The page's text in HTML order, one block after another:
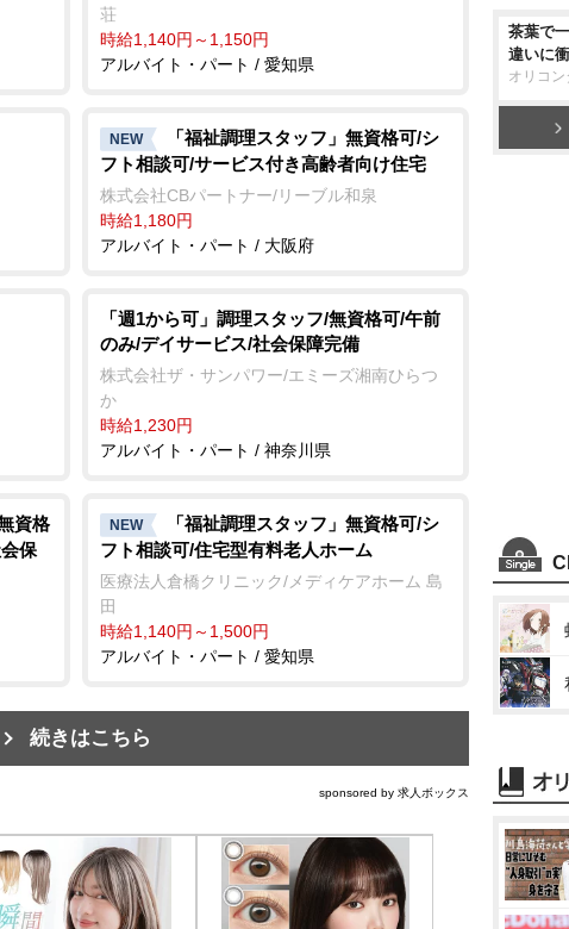
荘
時給1,140円～1,150円
アルバイト・パート / 愛知県
NEW
「福祉調理スタッフ」無資格可/シ
フト相談可/サービス付き高齢者向け住宅
株式会社CBパートナー/リーブル和泉
時給1,180円
アルバイト・パート / 大阪府
「週1から可」調理スタッフ/無資格可/午前
のみ/デイサービス/社会保障完備
株式会社ザ・サンパワー/エミーズ湘南ひらつ
か
時給1,230円
アルバイト・パート / 神奈川県
資格
保
NEW
「福祉調理スタッフ」無資格可/シ
フト相談可/住宅型有料老人ホーム
医療法人倉橋クリニック/メディケアホーム 島
田
時給1,140円～1,500円
アルバイト・パート / 愛知県
続きはこちら
sponsored by 求人ボックス
茶葉で
違いに
オリコ